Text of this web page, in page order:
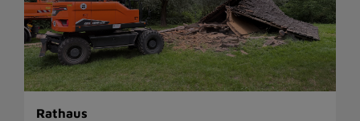
Rathaus